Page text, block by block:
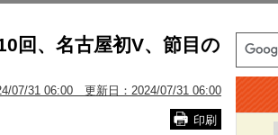
回、名古屋初V、節目の
07/31 06:00 更新日： 2024/07/31 06:00
印刷